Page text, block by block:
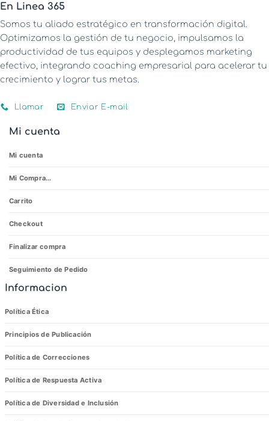
En Linea 365
Somos tu aliado estratégico en transformación digital.
Optimizamos la gestión de tu negocio, impulsamos la
productividad de tus equipos y desplegamos marketing
efectivo, integrando coaching empresarial para acelerar tu
crecimiento y lograr tus metas.
Llamar Enviar E-mail
Mi cuenta
Mi cuenta
Mi Compra...
Carrito
Checkout
Finalizar compra
Seguimiento de Pedido
Informacion
Política Ética
Principios de Publicación
Política de Correcciones
Política de Respuesta Activa
Política de Diversidad e Inclusión